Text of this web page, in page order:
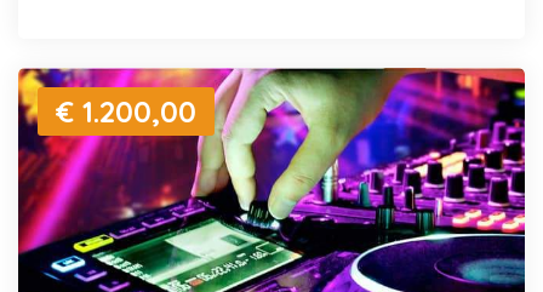
€ 1.200,00